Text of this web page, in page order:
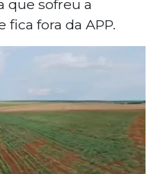
que sofreu a
fora da APP.